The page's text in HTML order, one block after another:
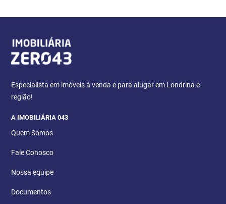
Especialista em imóveis à venda e para alugar em Londrina e
região!
A IMOBILIÁRIA 043
Quem Somos
Fale Conosco
Nossa equipe
Documentos